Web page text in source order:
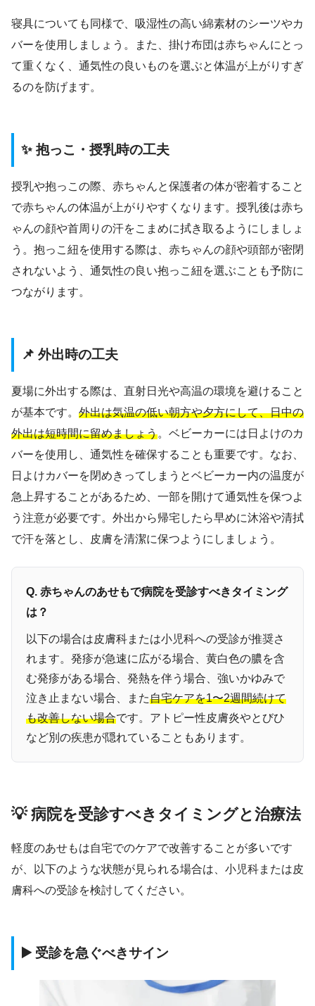
寝具についても同様で、吸湿性の高い綿素材のシーツやカ
バーを使用しましょう。また、掛け布団は赤ちゃんにとっ
て重くなく、通気性の良いものを選ぶと体温が上がりすぎ
るのを防げます。
✨ 抱っこ・授乳時の工夫
授乳や抱っこの際、赤ちゃんと保護者の体が密着すること
で赤ちゃんの体温が上がりやすくなります。授乳後は赤ち
ゃんの顔や首周りの汗をこまめに拭き取るようにしましょ
う。抱っこ紐を使用する際は、赤ちゃんの顔や頭部が密閉
されないよう、通気性の良い抱っこ紐を選ぶことも予防に
つながります。
📌 外出時の工夫
夏場に外出する際は、直射日光や高温の環境を避けること
が基本です。 外出は気温の低い朝方や夕方にして、日中の
外出は短時間に留めましょう。ベビーカーには日よけのカ
バーを使用し、通気性を確保することも重要です。なお、
日よけカバーを閉めきってしまうとベビーカー内の温度が
急上昇することがあるため、一部を開けて通気性を保つよ
う注意が必要です。外出から帰宅したら早めに沐浴や清拭
で汗を落とし、皮膚を清潔に保つようにしましょう。
Q. 赤ちゃんのあせもで病院を受診すべきタイミング
は？
以下の場合は皮膚科または小児科への受診が推奨さ
れます。発疹が急速に広がる場合、黄白色の膿を含
む発疹がある場合、発熱を伴う場合、強いかゆみで
泣き止まない場合、また自宅ケアを1〜2週間続けて
も改善しない場合です。アトピー性皮膚炎やとびひ
など別の疾患が隠れていることもあります。
💡 病院を受診すべきタイミングと治療法
軽度のあせもは自宅でのケアで改善することが多いです
が、以下のような状態が見られる場合は、小児科または皮
膚科への受診を検討してください。
▶️ 受診を急ぐべきサイン